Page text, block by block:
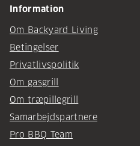
Information
Om Backyard Living
Betingelser
Privatlivspolitik
Om gasgrill
Om træpillegrill
Samarbejdspartnere
Pro BBQ Team